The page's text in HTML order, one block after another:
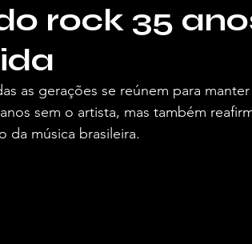
rock 35
as gerações se reúnem para
sem o artista, mas também
da música brasileira.